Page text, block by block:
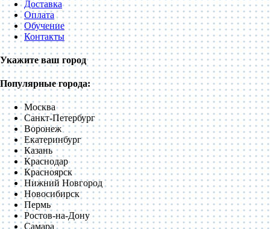
Доставка
Оплата
Обучение
Контакты
Укажите ваш город
Популярные города:
Москва
Санкт-Петербург
Воронеж
Екатеринбург
Казань
Краснодар
Красноярск
Нижний Новгород
Новосибирск
Пермь
Ростов-на-Дону
Самара